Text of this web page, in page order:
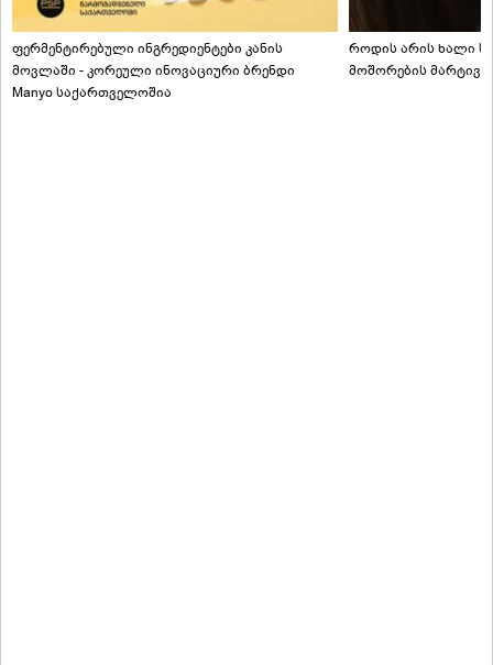
ფერმენტირებული ინგრედიენტები კანის
მოვლაში - კორეული ინოვაციური ბრენდი
Manyo საქართველოშია
როდის არის ხალი
მოშორების